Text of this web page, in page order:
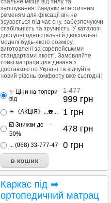
спальне місце від пилу та
зношування. Завдяки еластичним
ременям для фіксації він не
зсувається під час сну, забезпечуючи
стабільність та зручність. У каталозі
доступні односпальні й двоспальні
моделі будь-якого розміру,
виготовлені за європейськими
стандартами якості. Замовляйте
тонкі матраци для дивана з
доставкою по Україні та відчуйте
новий рівень комфорту вже сьогодні!
✨ Ціни на топери
від
1 477
999 грн
✴️《АКЦІЯ》...☎️... 1 грн
☑️ Знижки до —
50%
478 грн
... (068) 33-777-47 0 грн
Каркас під ➡
ортопедичний матрац